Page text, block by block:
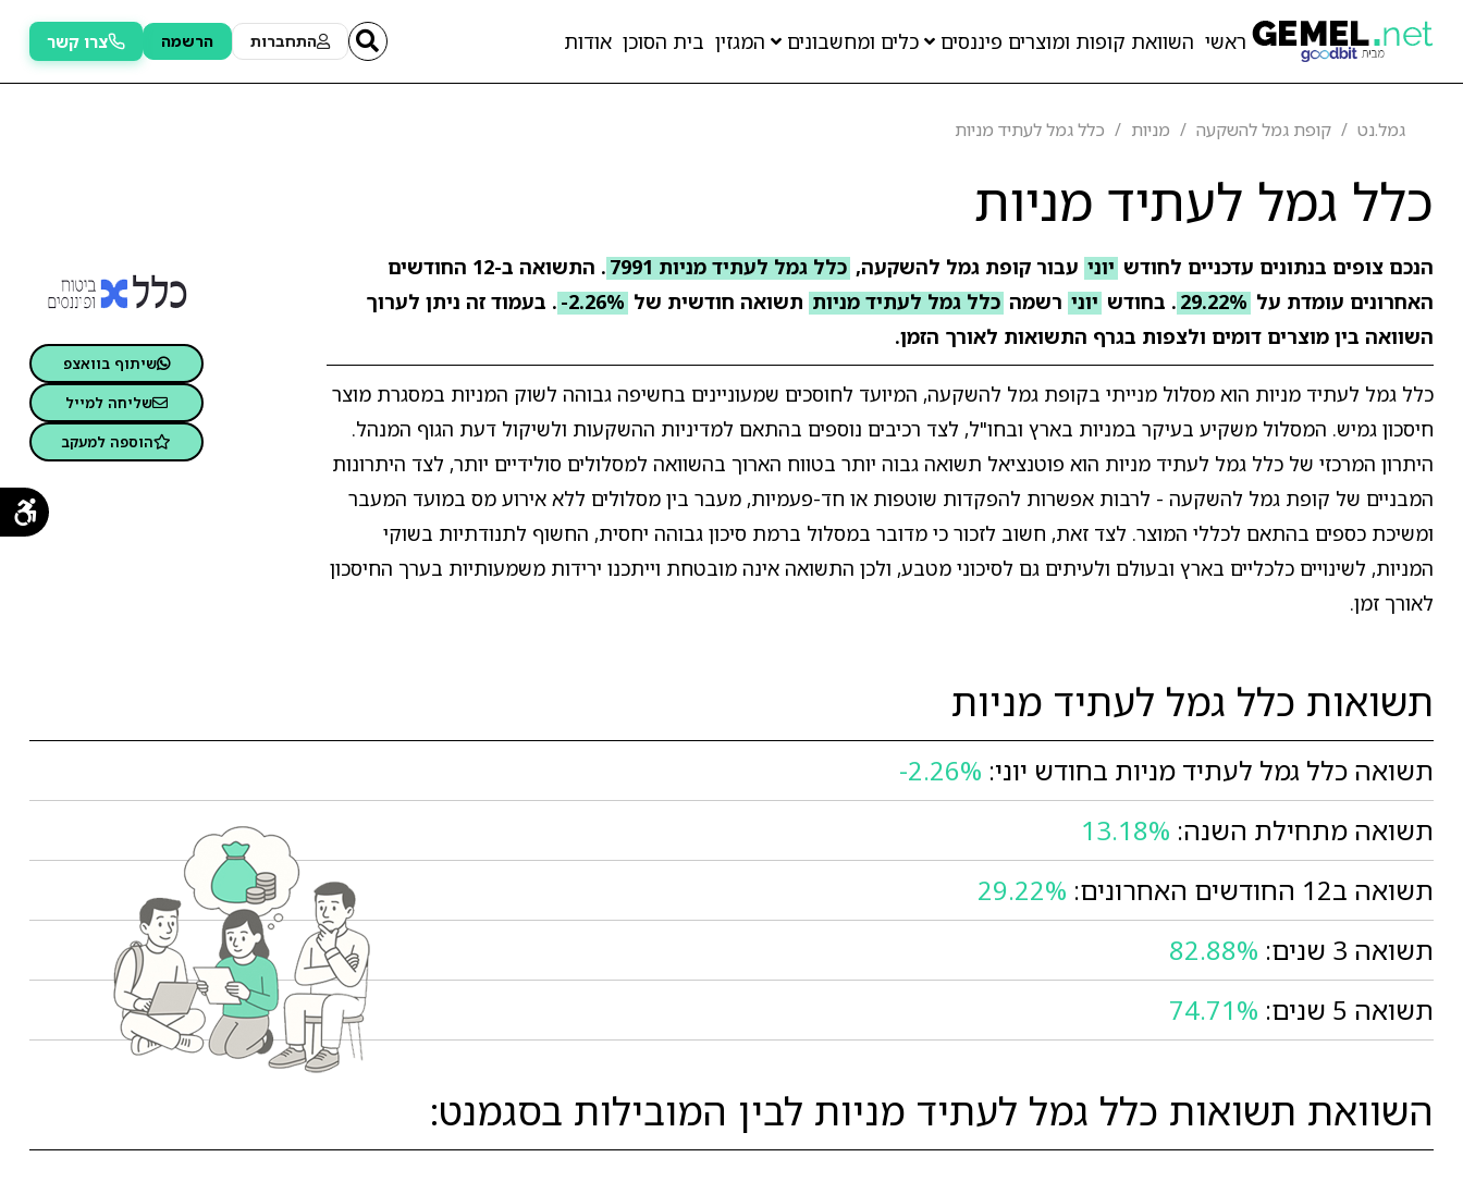
ראשי השוואת קופות ומוצרים פיננסים כלים ומחשבונים המגזין בית הסוכן אודות התחברות הרשמה צרו קשר
גמל.נט קופת גמל להשקעה מניות כלל גמל לעתיד מניות
כלל גמל לעתיד מניות
הנכם צופים בנתונים עדכניים לחודש יוני עבור קופת גמל להשקעה, כלל גמל לעתיד מניות 7991
. התשואה ב-12 החודשים
האחרונים עומדת על 29.22% . בחודש יוני רשמה כלל גמל לעתיד מניות תשואה חודשית של -2.26% . בעמוד זה ניתן לערוך
השוואה בין מוצרים דומים ולצפות בגרף התשואות לאורך הזמן.
כלל גמל לעתיד מניות הוא מסלול מנייתי בקופת גמל להשקעה, המיועד לחוסכים שמעוניינים בחשיפה גבוהה לשוק המניות במסגרת מוצר
חיסכון גמיש. המסלול משקיע בעיקר במניות בארץ ובחו"ל, לצד רכיבים נוספים בהתאם למדיניות ההשקעות ולשיקול דעת הגוף המנהל.
היתרון המרכזי של כלל גמל לעתיד מניות הוא פוטנציאל תשואה גבוה יותר בטווח הארוך בהשוואה למסלולים סולידיים יותר, לצד היתרונות
המבניים של קופת גמל להשקעה - לרבות אפשרות להפקדות שוטפות או חד-פעמיות, מעבר בין מסלולים ללא אירוע מס במועד המעבר
ומשיכת כספים בהתאם לכללי המוצר. לצד זאת, חשוב לזכור כי מדובר במסלול ברמת סיכון גבוהה יחסית, החשוף לתנודתיות בשוקי
המניות, לשינויים כלכליים בארץ ובעולם ולעיתים גם לסיכוני מטבע, ולכן התשואה אינה מובטחת וייתכנו ירידות משמעותיות בערך החיסכון
לאורך זמן.
שיתוף בוואצפ
שליחה למייל
הוספה למעקב
תשואות כלל גמל לעתיד מניות
תשואה כלל גמל לעתיד מניות בחודש יוני: -2.26%
תשואה מתחילת השנה: 13.18%
תשואה ב12 החודשים האחרונים:
29.22%
תשואה 3 שנים:
82.88%
תשואה 5 שנים:
74.71%
השוואת תשואות כלל גמל לעתיד מניות לבין המובילות בסגמנט: